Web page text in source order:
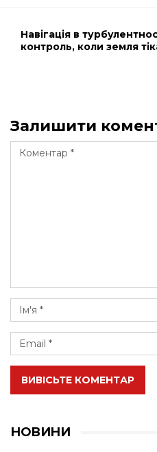
Навігація в
контроль, коли земля
Залишити
ВИВІСЬТЕ КОМЕНТАР
НОВИНИ